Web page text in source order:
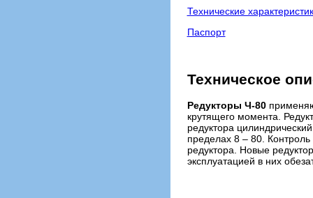
Технические
Паспорт
Техническое
Редукторы Ч-80
крутящего момента.
редуктора
пределах 8 – 80.
редуктора. Новые
эксплуатацией в них